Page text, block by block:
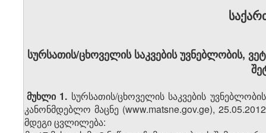
სურსათის/ცხოველის საკვების უვნებლობის,
მუხლი 1. სურსათის/ცხოველის საკვების
საკანონმდებლო მაცნე (www.matsne.gov.ge),
შემდეგი ცვლილება: